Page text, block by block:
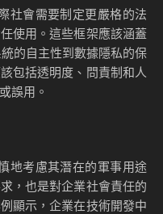
社會需要制定更嚴格的法
使用。這些框架應該涵蓋
的自主性到數據隱私的保
包括透明度、問責制和人
誤用。
地考慮其潛在的軍事用途
，也是對企業社會責任的
顯示，企業在技術開發中